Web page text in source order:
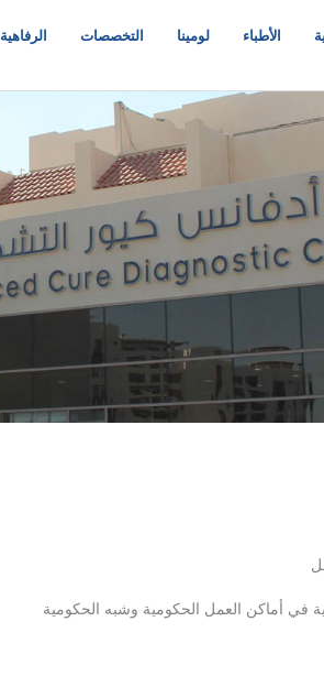
الأطباء لومينا التخصصات الرفاهية
في أماكن العمل الحكومية وشبه الحكومية